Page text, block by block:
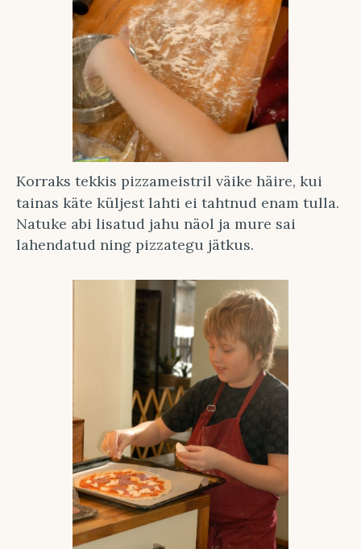
Korraks tekkis pizzameistril väike häire, kui
tainas käte küljest lahti ei tahtnud enam tulla.
Natuke abi lisatud jahu näol ja mure sai
lahendatud ning pizzategu jätkus.